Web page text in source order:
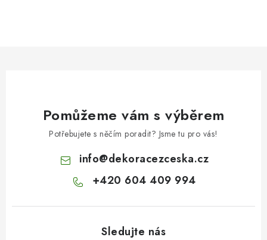
v
Pomůžeme vám s výběrem
Potřebujete s něčím poradit? Jsme tu pro vás!
info@dekoracezceska.cz
+420 604 409 994